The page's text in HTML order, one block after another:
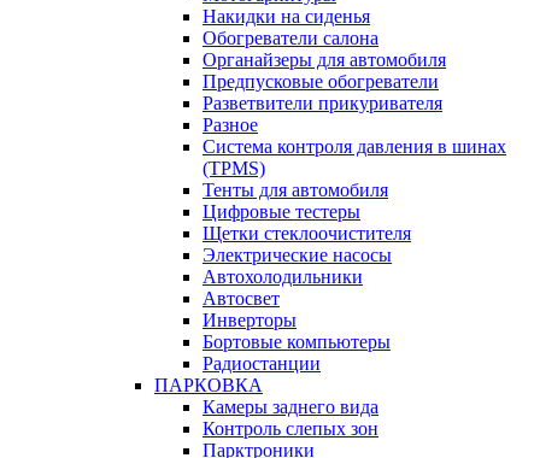
Накидки на сиденья
Обогреватели салона
Органайзеры для автомобиля
Предпусковые обогреватели
Разветвители прикуривателя
Разное
Система контроля давления в шинах
(TPMS)
Тенты для автомобиля
Цифровые тестеры
Щетки стеклоочистителя
Электрические насосы
Автохолодильники
Автосвет
Инверторы
Бортовые компьютеры
Радиостанции
ПАРКОВКА
Камеры заднего вида
Контроль слепых зон
Парктроники